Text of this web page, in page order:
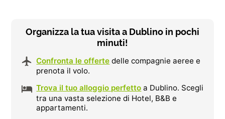
Organizza la tua visita a Dublino in pochi
minuti!
Confronta le offerte delle compagnie aeree e
prenota il volo.
Trova il tuo alloggio perfetto a Dublino. Scegli
tra una vasta selezione di Hotel, B&B e
appartamenti.